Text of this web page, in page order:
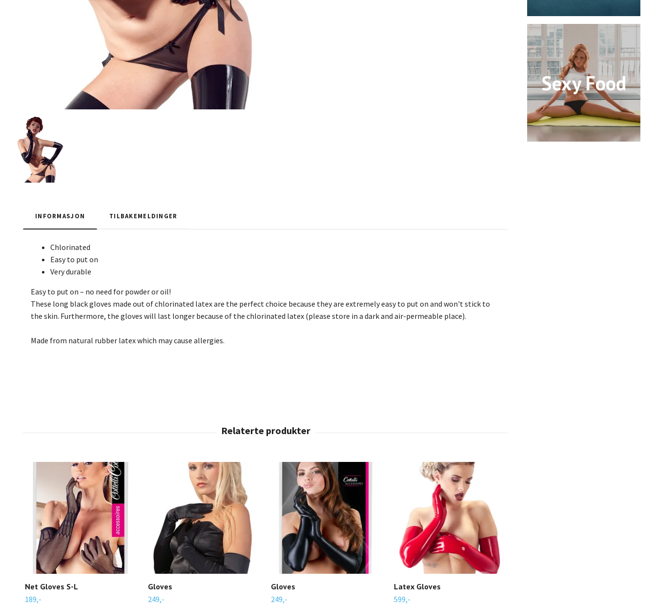
Sexy Food
INFORMASJON TILBAKEMELDINGER
Chlorinated
Easy to put on
Very durable
Easy to put on – no need for powder or oil!
These long black gloves made out of chlorinated latex are the perfect choice because they are extremely easy to put on and won't stick to
the skin. Furthermore, the gloves will last longer because of the chlorinated latex (please store in a dark and air-permeable place).
Made from natural rubber latex which may cause allergies.
Net Gloves S-L
189,-
Gloves
249,-
Gloves
249,-
Latex Gloves
599,-